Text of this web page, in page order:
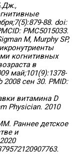
88. doi:
PMC5015033.
M, Murphy SP,
когнитивных
в
май;101(9):1378-
2008 сен 30. PMID:
витамина D
Physician. 2010
Раннее детское
и